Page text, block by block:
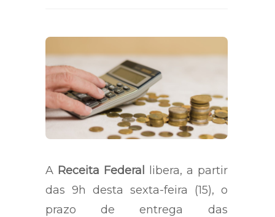
A Receita Federal
libera, a partir
das 9h desta sexta-feira (15), o
prazo de entrega das